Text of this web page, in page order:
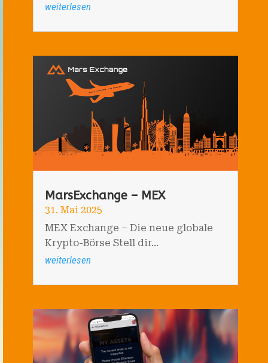
weiterlesen
MarsExchange – MEX
31. Mai 2025
MEX Exchange – Die neue globale
Krypto-Börse Stell dir...
weiterlesen